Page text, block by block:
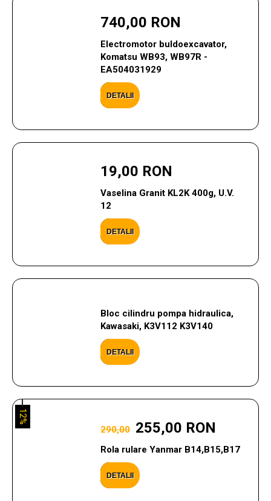
740,00 RON
Electromotor buldoexcavator,
Komatsu WB93, WB97R -
EA504031929
DETALII
19,00 RON
Vaselina Granit KL2K 400g, U.V.
12
DETALII
Bloc cilindru pompa hidraulica,
Kawasaki, K3V112 K3V140
DETALII
290,00 255,00 RON
Rola rulare Yanmar B14,B15,B17
DETALII
12%